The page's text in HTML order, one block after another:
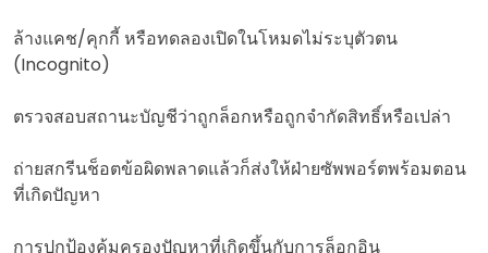
ล้างแคช/คุกกี้ หรือทดลองเปิดในโหมดไม่ระบุตัวตน
(Incognito)
ตรวจสอบสถานะบัญชีว่าถูกล็อกหรือถูกจำกัดสิทธิ์หรือเปล่า
ถ่ายสกรีนช็อตข้อผิดพลาดแล้วก็ส่งให้ฝ่ายซัพพอร์ตพร้อมตอน
ที่เกิดปัญหา
การปกป้องคุ้มครองปัญหาที่เกิดขึ้นกับการล็อกอิน